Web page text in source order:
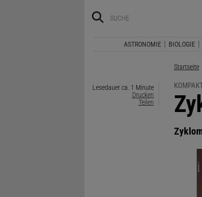
ASTRONOMIE BIOLOGIE
Startseite
Lesedauer ca. 1 Minute
Drucken
Teilen
: